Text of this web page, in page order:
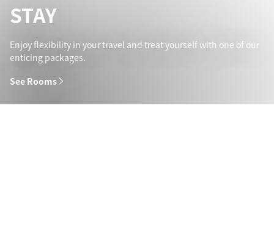
STAY
Enjoy flexibility in your travel and treat yourself with one of our
enticing packages.
See Rooms